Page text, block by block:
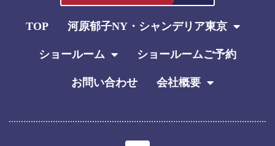
TOP 河原郁子NY・シャンデリア東京
ショールーム ショールームご予約
お問い合わせ 会社概要